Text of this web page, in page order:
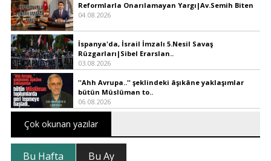
Reformlarla Onarılamayan Yargı|Av.Semih Biten
04.08.2026
İspanya'da, İsrail İmzalı 5.Nesil Savaş
Rüzgarları|Sibel Erarslan..
03.08.2026
''Ahh Avrupa..'' şeklindeki âşıkâne yaklaşımlar
bütün Müslüman to..
06.08.2026
Çok okunan yazılar
Bu Hafta Bu Ay